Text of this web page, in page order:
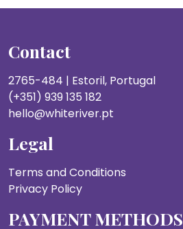
Contact
2765-484 | Estoril, Portugal
(+351) 939 135 182
hello@whiteriver.pt
Legal
Terms and Conditions
Privacy Policy
PAYMENT METHODS